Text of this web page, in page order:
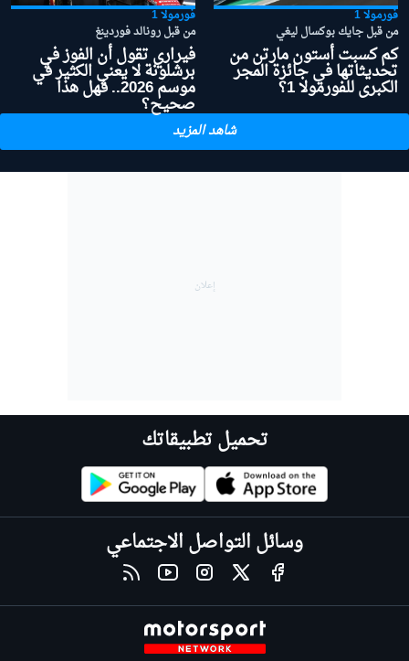
فورمولا 1
من قبل جايك بوكسال ليغي
كم كسبت أستون مارتن من
تحديثاتها في جائزة المجر
الكبرى للفورمولا 1؟
فورمولا 1
من قبل رونالد فوردينغ
فيراري تقول أن الفوز في
برشلونة لا يعني الكثير في
موسم 2026.. فهل هذا
صحيح؟
شاهد المزيد
تحميل تطبيقاتك
وسائل التواصل الاجتماعي